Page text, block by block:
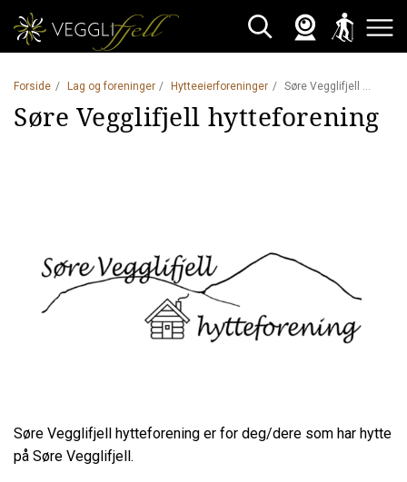
Søk WebkameraSkisporet
Åpne
Forside Lag og foreninger Hytteeierforeninger Søre Vegglifjell Hytteforening
Søre Vegglifjell hytteforening
Søre Vegglifjell hytteforening er for deg/dere som har hytte
på Søre Vegglifjell.